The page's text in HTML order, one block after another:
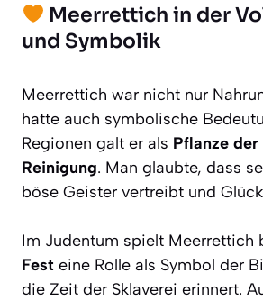
Meerrettich in der
und Symbolik
Meerrettich war nicht nur
hatte auch symbolische
Regionen galt er als Pflanze
Reinigung. Man glaubte, dass
böse Geister vertreibt und
Im Judentum spielt Meerrettich
Fest eine Rolle als Symbol der
die Zeit der Sklaverei erinnert.